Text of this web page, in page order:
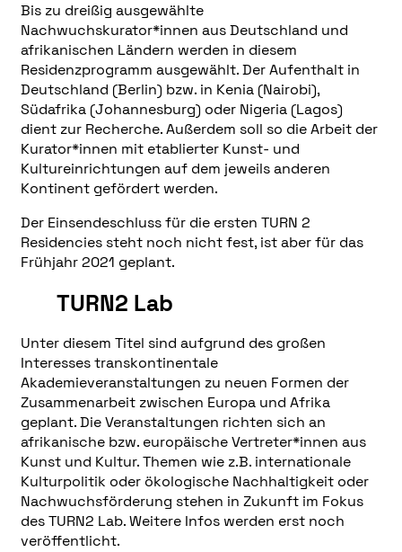
Bis zu dreißig ausgewählte
Nachwuchskurator*innen aus Deutschland und
afrikanischen Ländern werden in diesem
Residenzprogramm ausgewählt. Der Aufenthalt in
Deutschland (Berlin) bzw. in Kenia (Nairobi),
Südafrika (Johannesburg) oder Nigeria (Lagos)
dient zur Recherche. Außerdem soll so die Arbeit der
Kurator*innen mit etablierter Kunst- und
Kultureinrichtungen auf dem jeweils anderen
Kontinent gefördert werden.
Der Einsendeschluss für die ersten TURN 2
Residencies steht noch nicht fest, ist aber für das
Frühjahr 2021 geplant.
TURN2 Lab
Unter diesem Titel sind aufgrund des großen
Interesses transkontinentale
Akademieveranstaltungen zu neuen Formen der
Zusammenarbeit zwischen Europa und Afrika
geplant. Die Veranstaltungen richten sich an
afrikanische bzw. europäische Vertreter*innen aus
Kunst und Kultur. Themen wie z.B. internationale
Kulturpolitik oder ökologische Nachhaltigkeit oder
Nachwuchsförderung stehen in Zukunft im Fokus
des TURN2 Lab. Weitere Infos werden erst noch
veröffentlicht.